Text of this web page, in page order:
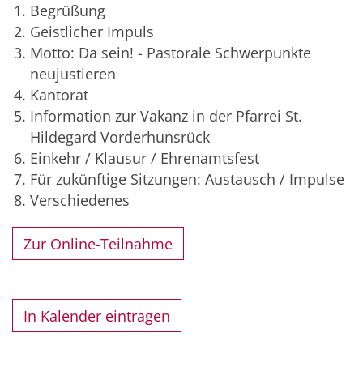
Begrüßung
Geistlicher Impuls
Motto: Da sein! - Pastorale Schwerpunkte
neujustieren
Kantorat
Information zur Vakanz in der Pfarrei St.
Hildegard Vorderhunsrück
Einkehr / Klausur / Ehrenamtsfest
Für zukünftige Sitzungen: Austausch / Impulse
Verschiedenes
Zur Online-Teilnahme
In Kalender eintragen